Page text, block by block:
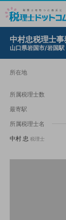
中村忠税理士
山口県岩国市/岩国駅
所在地
所属税理士数
最寄駅
所属税理士名
中村 忠 税理士